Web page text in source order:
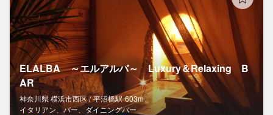
ELALBA ～エルアルバ～ Luxury＆Relaxing B
AR
神奈川県 横浜市西区 / 平沼橋駅 603m
イタリアン、バー、ダイニングバー